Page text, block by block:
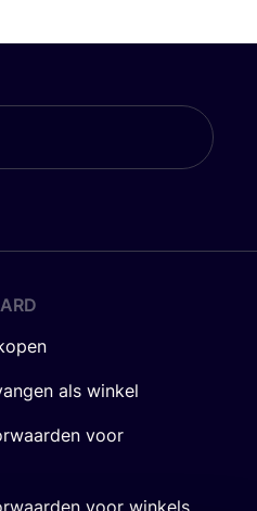
als winkel
voor
voor winkels